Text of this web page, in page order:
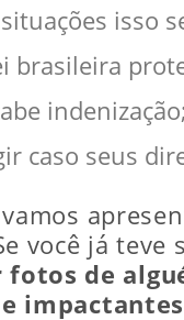
isso
brasileira
indenização;
caso seus
você já
fotos de